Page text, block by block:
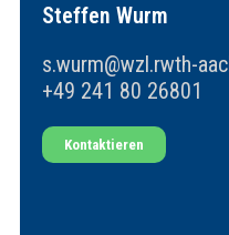
Steffen Wurm
s.wurm@wzl.rwth-
+49 241 80 26801
Kontaktieren